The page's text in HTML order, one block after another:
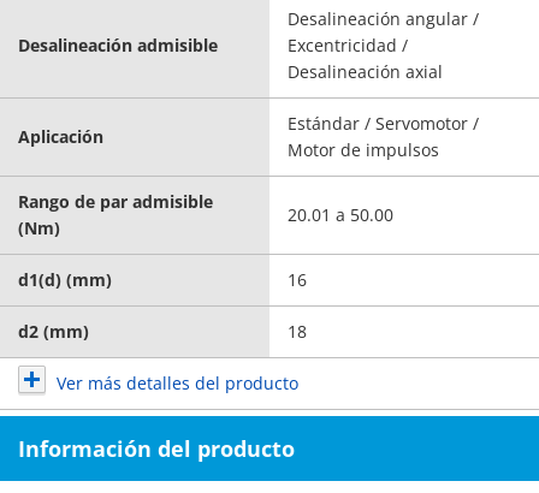
Desalineación admisible
Desalineación angular /
Excentricidad /
Desalineación axial
Aplicación
Estándar / Servomotor /
Motor de impulsos
Rango de par admisible
(Nm)
20.01 a 50.00
d1(d) (mm) 16
d2 (mm) 18
Ver más detalles del producto
Información del producto